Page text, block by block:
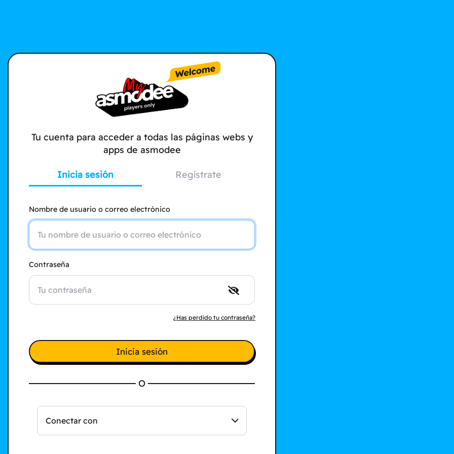
Tu cuenta para acceder a todas las páginas webs y
apps de asmodee
Inicia sesión Regístrate
Nombre de usuario o correo electrónico
Contraseña
¿Has perdido tu contraseña?
Inicia sesión
O
Conectar con